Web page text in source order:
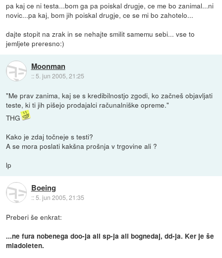
pa kaj ce ni testa...bom ga pa poiskal drugje, ce me bo zanimal...ni
novic...pa kaj, bom jih poiskal drugje, ce se mi bo zahotelo...
dajte stopit na zrak in se nehajte smilit samemu sebi... vse to
jemljete preresno:)
Moonman
:: 5. jun 2005, 21:25
"Me prav zanima, kaj se s kredibilnostjo zgodi, ko začneš objavljati
teste, ki ti jih pišejo prodajalci računalniške opreme."
THG
Kako je zdaj točneje s testi?
A se mora poslati kakšna prošnja v trgovine ali ?
lp
Boeing
::5. jun 2005, 21:35
Preberi še enkrat:
...ne fura nobenega doo-ja ali sp-ja ali bognedaj, dd-ja. Ker je še
mladoleten.